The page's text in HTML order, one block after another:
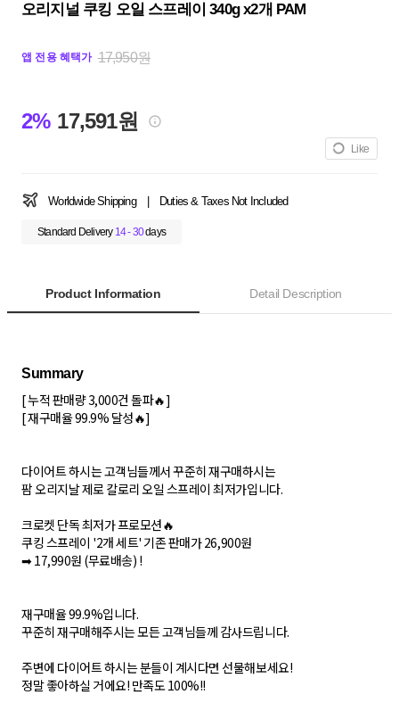
오리지널 쿠킹 오일 스프레이 340g x2개 PAM
앱 전용 혜택가 17,950원
2% 17,591원
Like
Worldwide Shipping Duties & Taxes Not Included
Standard Delivery 14 - 30days
Product Information Detail Description
Summary
[ 누적 판매량 3,000건 돌파🔥]
[ 재구매율 99.9% 달성🔥]
다이어트 하시는 고객님들께서 꾸준히 재구매하시는
팜 오리지날 제로 칼로리 오일 스프레이 최저가입니다.
크로켓 단독 최저가 프로모션🔥
쿠킹 스프레이 '2개 세트' 기존 판매가 26,900원
➡ 17,990원 (무료배송) !
재구매율 99.9%입니다.
꾸준히 재구매해주시는 모든 고객님들께 감사드립니다.
주변에 다이어트 하시는 분들이 계시다면 선물해보세요!
정말 좋아하실 거에요! 만족도 100%!!